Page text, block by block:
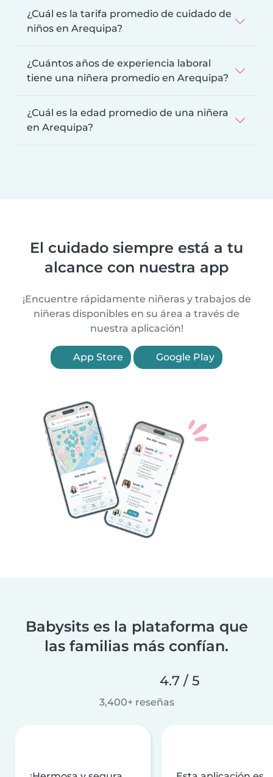
¿Cuál es la tarifa promedio de cuidado de
niños en Arequipa?
¿Cuántos años de experiencia laboral
tiene una niñera promedio en Arequipa?
¿Cuál es la edad promedio de una niñera
en Arequipa?
El cuidado siempre está a tu
alcance con nuestra app
¡Encuentre rápidamente niñeras y trabajos de
niñeras disponibles en su área a través de
nuestra aplicación!
App Store Google Play
Babysits es la plataforma que
las familias más confían.
4.7 / 5
3,400+ reseñas